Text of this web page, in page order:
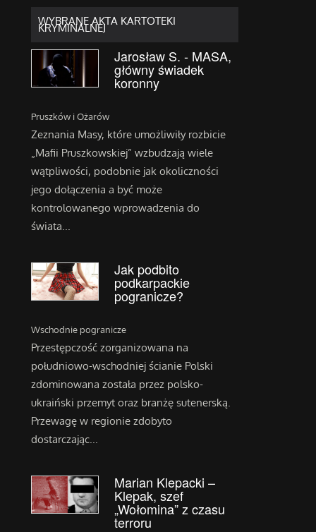
WYBRANE AKTA KARTOTEKI
KRYMINALNEJ
Jarosław S. - MASA,
główny świadek
koronny
Pruszków i Ożarów
Zeznania Masy, które umożliwiły rozbicie
„Mafii Pruszkowskiej” wzbudzają wiele
wątpliwości, podobnie jak okoliczności
jego dołączenia a być może
kontrolowanego wprowadzenia do
świata...
Jak podbito
podkarpackie
pogranicze?
Wschodnie pogranicze
Przestępczość zorganizowana na
południowo-wschodniej ścianie Polski
zdominowana została przez polsko-
ukraiński przemyt oraz branżę sutenerską.
Przewagę w regionie zdobyto
dostarczając...
Marian Klepacki –
Klepak, szef
„Wołomina” z czasu
terroru